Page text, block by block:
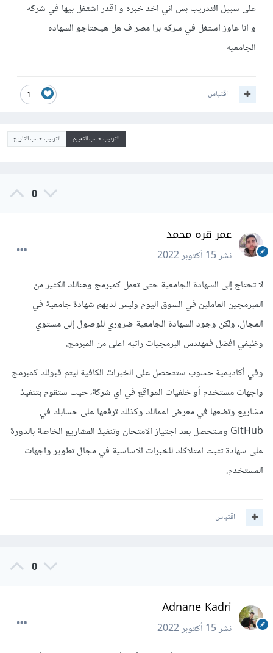
على سبيل التدريب بس اني اخد خبره و اقدر اشتغل بيها في شركه
و انا عاوز اشتغل في شركه برا مصر ف هل هيحتاجو الشهاده
الجامعيه
1 اقتباس
الترتيب حسب التقييم الترتيب حسب التاريخ
0
عمر قره محمد
نشر15 أكتوبر 2022
لا تحتاج إلى الشهادة الجامعية حتى تعمل كمبرمج وهنالك الكثير من
المبرمجين العاملين في السوق اليوم وليس لديهم شهادة جامعية في
المجال، ولكن وجود الشهادة الجامعية ضروري للوصول إلى مستوي
وظيفي افضل فمهندس البرمجيات راتبه اعلى من المبرمج.
وفي أكاديمية حسوب ستتحصل على الخبرات الكافية ليتم قبولك كمبرمج
واجهات مستخدم أو خلفيات المواقع في اي شركة، حيث ستقوم بتنفيذ
مشاريع وتضعها في معرض اعمالك وكذلك ترفعها على حسابك في
GitHub وستحصل بعد اجتياز الامتحان وتنفيذ المشاريع الخاصة بالدورة
على شهادة تثبت امتلاكك للخبرات الاساسية في مجال تطوير واجهات
المستخدم.
اقتباس
0
Adnane Kadri
نشر15 أكتوبر 2022